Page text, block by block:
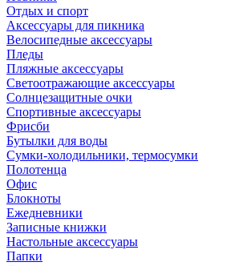
Отдых и спорт
Аксессуары для пикника
Велосипедные аксессуары
Пледы
Пляжные аксессуары
Светоотражающие аксессуары
Солнцезащитные очки
Спортивные аксессуары
Фрисби
Бутылки для воды
Сумки-холодильники, термосумки
Полотенца
Офис
Блокноты
Ежедневники
Записные книжки
Настольные аксессуары
Папки